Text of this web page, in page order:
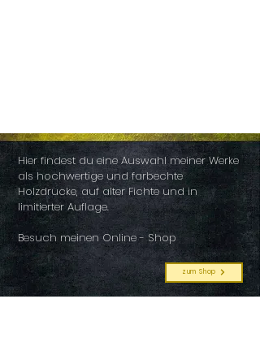
Hier findest du eine Auswahl meiner Werke
als hochwertige und farbechte
Holzdrucke, auf alter Fichte und in
limitierter Auflage.
Besuch meinen Online - Shop
zum Shop